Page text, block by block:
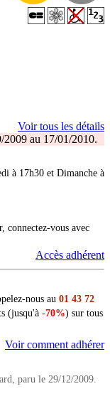
Voir tous les détails
2009 au 17/01/2010.
à 17h30 et Dimanche à
connectez-vous avec
Accès adhérent
nous au 01 43 72
(jusqu'à -70%) sur tous
Voir comment adhérer
paru le 29/12/2009.